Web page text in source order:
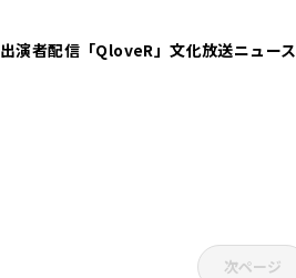
出演者配信「QloveR」文化放送ニュース
次ページ